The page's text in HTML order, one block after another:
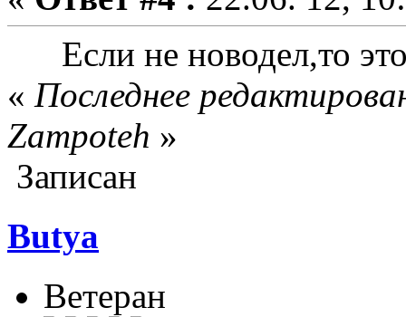
Если не новодел,то это
« Последнее
Zampoteh »
Записан
Butya
Ветеран